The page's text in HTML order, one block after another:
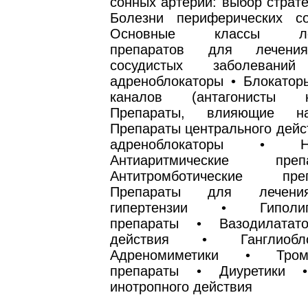
Болезни периферических
Основные классы
препаратов для
сосудистых
адреноблокаторы •
каналов (антагонисты
Препараты,
Препараты центрального
адреноблокаторы •
Антиаритмические
Антитромботические
Препараты для
гипертензии •
препараты •
действия •
Адреномиметики •
препараты • Диуретики
инотропного действия